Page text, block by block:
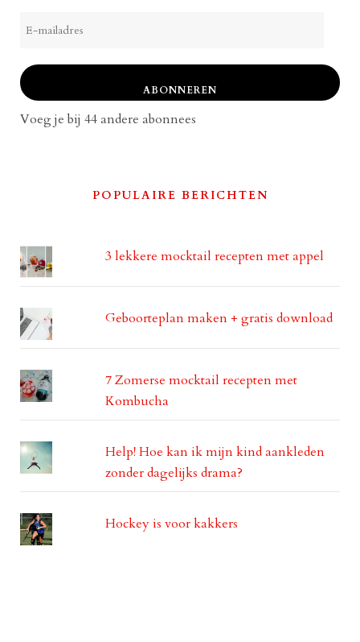
mailadres
ABONNEREN
Voeg je bij 44 andere abonnees
POPULAIRE BERICHTEN
3 lekkere mocktail recepten met appel
Geboorteplan maken + gratis download
7 Zomerse mocktail recepten met
Kombucha
Help! Hoe kan ik mijn kind aankleden
zonder dagelijks drama?
Hockey is voor kakkers